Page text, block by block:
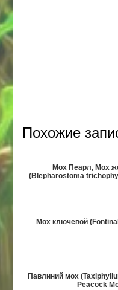
Похожие
Мох Пеарл, Мох
(Blepharostoma
Мох ключевой
Павлиний мох
Peacock